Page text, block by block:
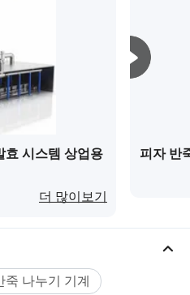
을 공급합니다. 높은 품질
게되어 기쁘게 생각하며 가
. 우리는 "품질 우선, 서비스
라는 원칙을 고수하여 고객
만"을 품질 목표로 삼습니
신의 제과점에 당신을 위한 제
다. 둘째, 보증 서비스는 기계
효 시스템 상업용
더 많이보기
피자 반
죽 나누기 기계